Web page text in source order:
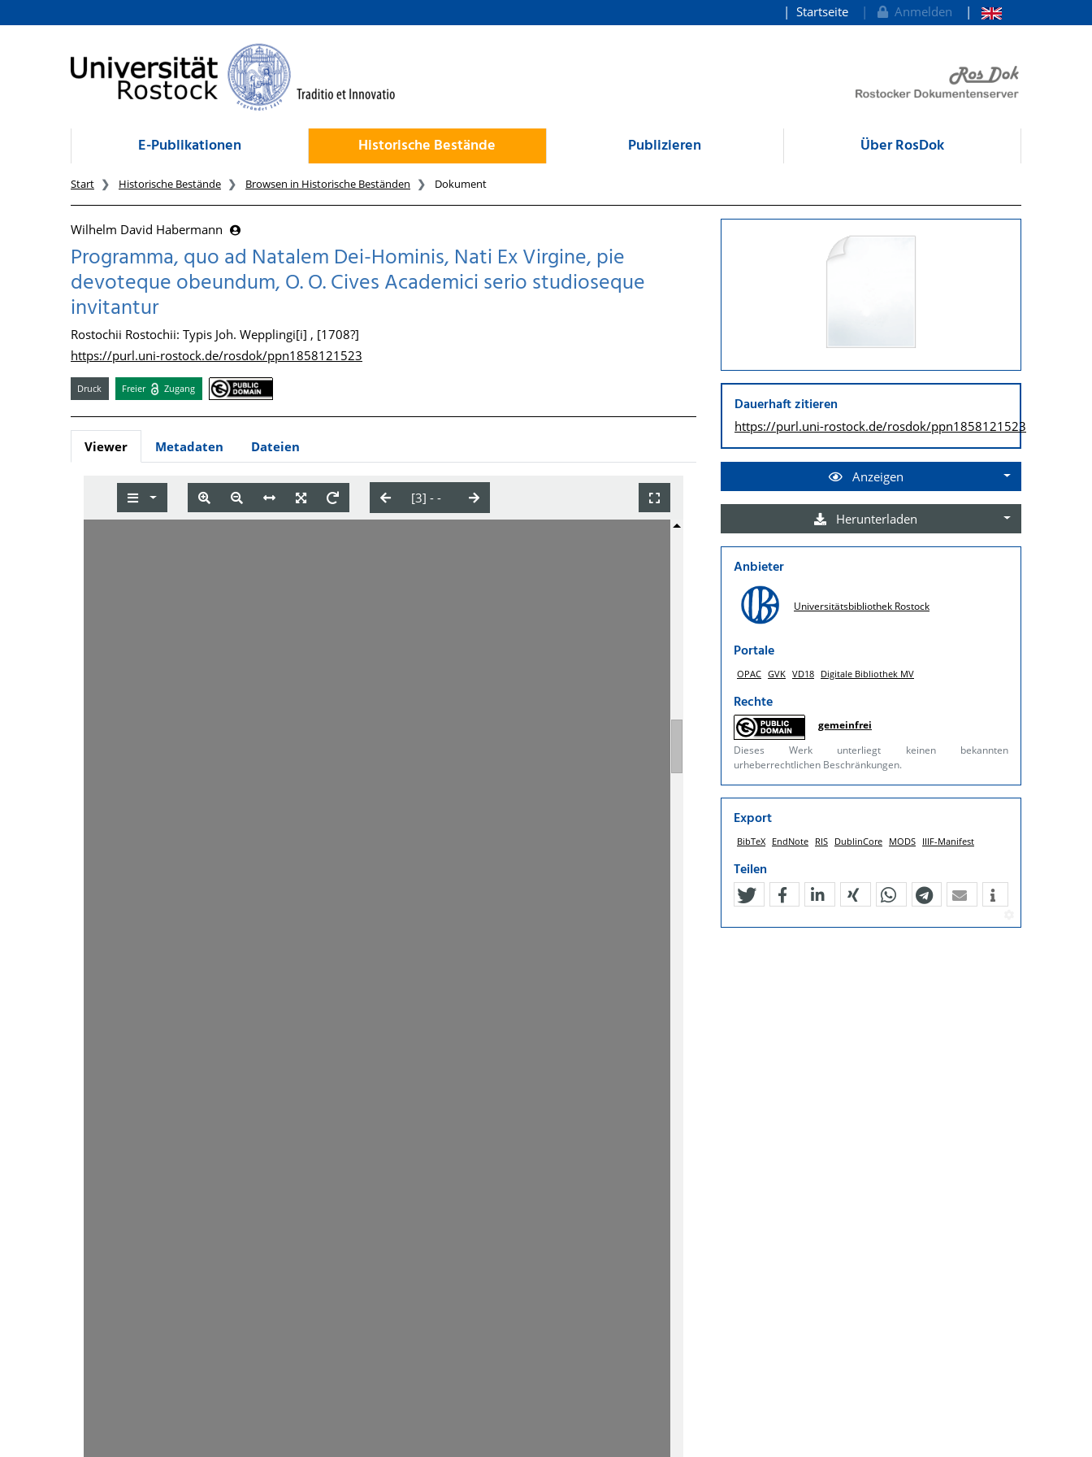
zum Inhalt
Startseite Anmelden
E-Publikationen Historische Bestände Publizieren Über RosDok
Start Historische Bestände Browsen in Historische Beständen Dokument
Wilhelm David Habermann
Programma, quo ad Natalem Dei-Hominis, Nati Ex Virgine, pie
devoteque obeundum, O. O. Cives Academici serio studioseque
invitantur
Rostochii Rostochii: Typis Joh. Wepplingi[i] , [1708?]
https://purl.uni-rostock.de/rosdok/ppn1858121523
Druck Freier Zugang
Viewer Metadaten Dateien
Dauerhaft zitieren
https://purl.uni-rostock.de/rosdok/ppn1858121523
Anzeigen
Herunterladen
Anbieter
Universitätsbibliothek Rostock
Portale
OPAC GVK VD18 Digitale Bibliothek MV
Rechte
gemeinfrei
Dieses Werk unterliegt keinen bekannten
urheberrechtlichen Beschränkungen.
Export
BibTeX EndNote RIS DublinCore MODS IIIF-Manifest
Teilen